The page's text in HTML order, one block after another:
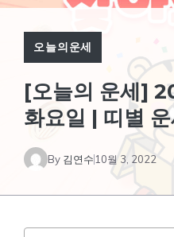
오늘의운세
[오늘의 운세]
화요일 | 띠별
By 김연수 10월 3, 2022